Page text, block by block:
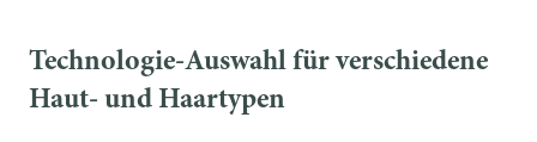
Technologie-Auswahl für verschiedene
Haut- und Haartypen